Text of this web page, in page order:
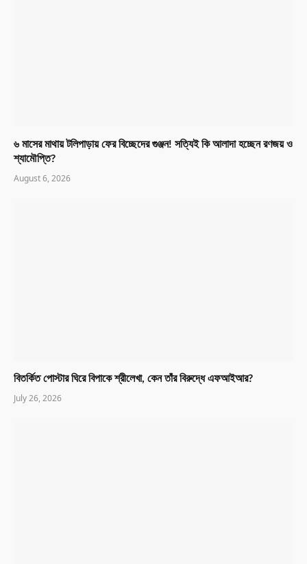
৬ মাসের মাথায় টলিপাড়ায় ফের বিচ্ছেদের গুঞ্জন! সত্যিই কি আলাদা হচ্ছেন রণজয় ও
শ্যামৌপ্তি?
August 6, 2026
বিতর্কিত পোস্টার ঘিরে বিপাকে শ্রীলেখা, কেন তাঁর বিরুদ্ধে এফআইআর?
July 26, 2026